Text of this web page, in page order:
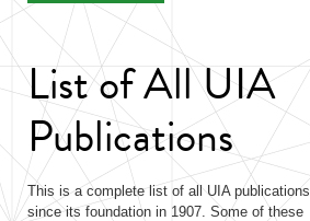
List of All UIA
Publications
This is a complete list of all UIA publications
since its foundation in 1907. Some of these